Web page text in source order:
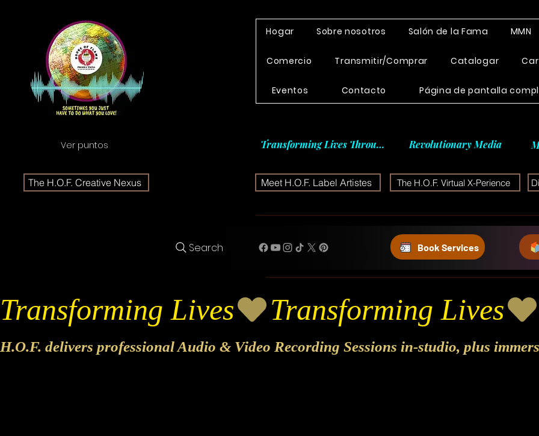
Ver puntos
The H.O.F. Creative Nexus
Hogar Sobre nosotros Salón de la Fama MMN
Comercio Transmitir/Comprar Catalogar
Eventos Contacto Página de pantalla
Transforming Lives Through Revolutionary Media
Meet H.O.F. Label Artistes The H.O.F. Virtual X-Perience
Search Book Services
Transforming Lives
H.O.F. delivers professional Audio & Video Recording Sessions in-studio, plus